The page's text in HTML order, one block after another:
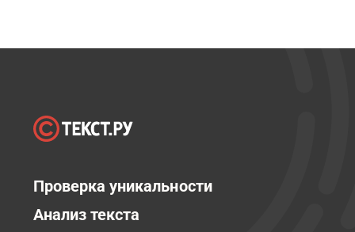
Проверка уникальности
Анализ текста